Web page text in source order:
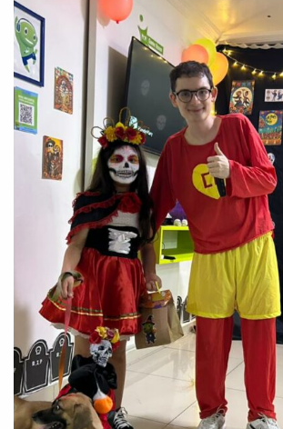
Preencha com seus dados
já vamos te colocar em
com a:
Você é aluno inFlux?
Sim Não